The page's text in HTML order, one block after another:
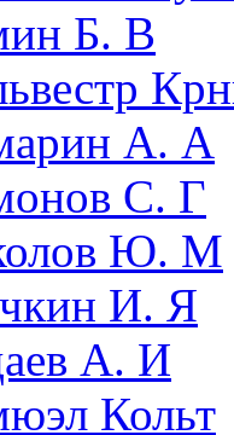
Б. В
А. А
С. Г
Ю. М
И. Я
А. И
Кольт